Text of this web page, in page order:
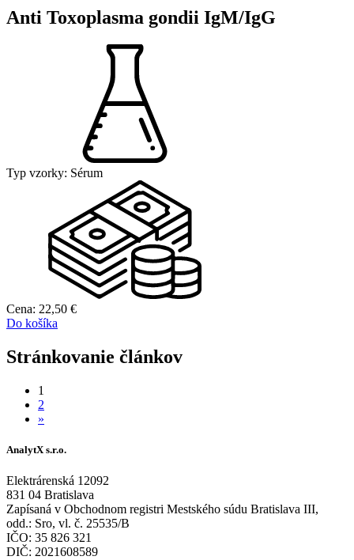
Anti Toxoplasma gondii IgM/IgG
Typ vzorky: Sérum
Cena: 22,50 €
Do košíka
Stránkovanie článkov
1
2
»
AnalytX s.r.o.
Elektrárenská 12092
831 04 Bratislava
Zapísaná v Obchodnom registri Mestského súdu Bratislava III,
odd.: Sro, vl. č. 25535/B
IČO: 35 826 321
DIČ: 2021608589